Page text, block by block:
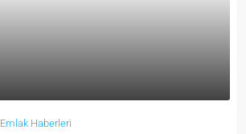
Emlak Haberleri